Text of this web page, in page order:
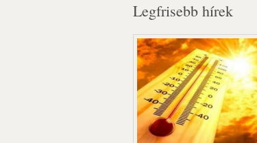
Legfrisebb hírek